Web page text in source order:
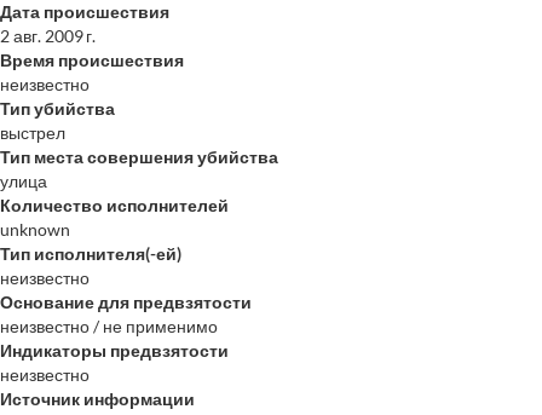
Дата происшествия
2 авг. 2009 г.
Время происшествия
неизвестно
Тип убийства
выстрел
Тип места совершения убийства
улица
Количество исполнителей
unknown
Тип исполнителя(-ей)
неизвестно
Основание для предвзятости
неизвестно / не применимо
Индикаторы предвзятости
неизвестно
Источник информации